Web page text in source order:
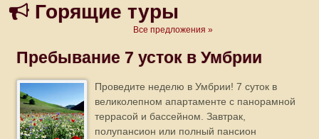
Горящие туры
Все предложения »
Пребывание 7 усток в Умбрии
Проведите неделю в Умбрии! 7 суток в
великолепном апартаменте с панорамной
террасой и бассейном. Завтрак,
полупансион или полный пансион